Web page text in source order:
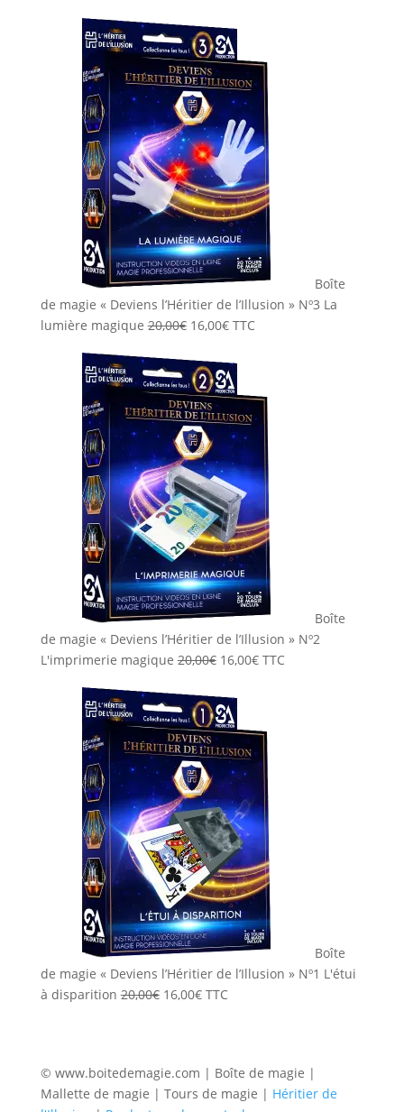
initial
était :
35,00€.
actuel
est :
30,00€.
Boîte
de magie « Deviens l’Héritier de l’Illusion » Nº3 La
lumière magique 20,00€ Le
initial
était :
20,00€.
16,00€Le
actuel
est :
16,00€.
TTC
Boîte
de magie « Deviens l’Héritier de l’Illusion » Nº2
L'imprimerie magique 20,00€ Le
initial
était :
20,00€.
16,00€Le
16,00€.
TTC
Boîte
de magie « Deviens l’Héritier de l’Illusion » Nº1 L'étui
à disparition 20,00€ Le
20,00€.
16,00€Le
16,00€.
TTC
© www.boitedemagie.com | Boîte de magie |
Mallette de magie | Tours de magie | Héritier de